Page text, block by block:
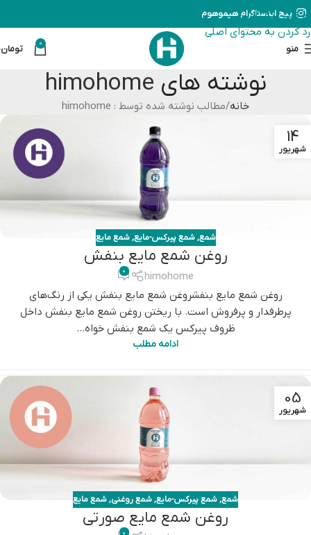
رد کردن به ناوبری
رد کردن به محتوای اصلی
پیج اینستاگرام هیموهوم
منو 0 تومان
نوشته های himohome
خانه مطالب نوشته شده توسط : himohome
14
شهریور
شمع,شمع پیرکس-مایع,شمع مایع
روغن شمع مایع بنفش
himohome
0
روغن شمع مایع بنفشروغن شمع مایع بنفش یکی از رنگ‌های
پرطرفدار و پرفروش است. با ریختن روغن شمع مایع بنفش داخل
ظروف پیرکس یک شمع بنفش خواه...
ادامه مطلب
05
شهریور
شمع,شمع پیرکس-مایع,شمع روغنی,شمع مایع
روغن شمع مایع صورتی
0